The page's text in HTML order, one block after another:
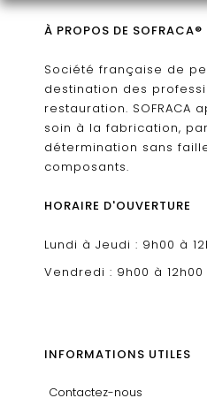
À PROPOS DE SOFRACA®
Société française de
destination des
restauration. SOFRACA
soin à la fabrication,
détermination sans
composants.
HORAIRE D'OUVERTURE
Lundi à Jeudi : 9h00 à
Vendredi : 9h00 à 12h00
INFORMATIONS UTILES
Contactez-nous